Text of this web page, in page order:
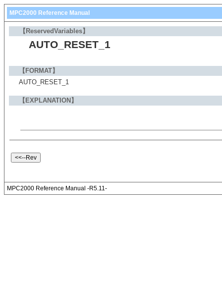
MPC2000 Reference Manual
【ReservedVariables】
AUTO_RESET_1
【FORMAT】
AUTO_RESET_1
【EXPLANATION】
MPC2000 Reference Manual -R5.11-